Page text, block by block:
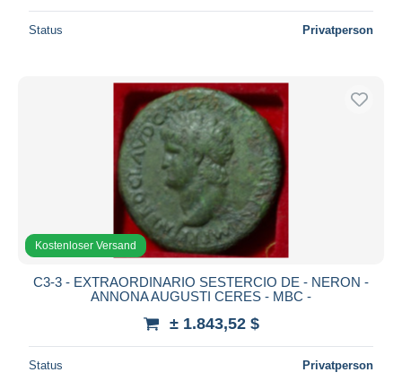
Status Privatperson
Kostenloser Versand
C3-3 - EXTRAORDINARIO SESTERCIO DE - NERON -
ANNONA AUGUSTI CERES - MBC -
± 1.843,52 $
Status Privatperson